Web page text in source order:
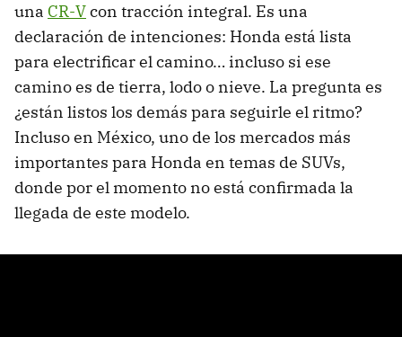
una CR-Vcon tracción integral. Es una
declaración de intenciones: Honda está lista
para electrificar el camino… incluso si ese
camino es de tierra, lodo o nieve. La pregunta es
¿están listos los demás para seguirle el ritmo?
Incluso en México, uno de los mercados más
importantes para Honda en temas de SUVs,
donde por el momento no está confirmada la
llegada de este modelo.